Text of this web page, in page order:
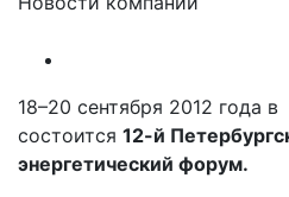
18–20 сентября 2012 года
состоится 12-й
энергетический форум.